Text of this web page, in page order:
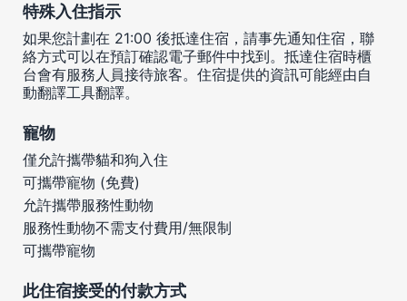
特殊入住指示
如果您計劃在 21:00 後抵達住宿，請事先通知住宿，聯
絡方式可以在預訂確認電子郵件中找到。抵達住宿時櫃
台會有服務人員接待旅客。住宿提供的資訊可能經由自
動翻譯工具翻譯。
寵物
僅允許攜帶貓和狗入住
可攜帶寵物 (免費)
允許攜帶服務性動物
服務性動物不需支付費用/無限制
可攜帶寵物
此住宿接受的付款方式